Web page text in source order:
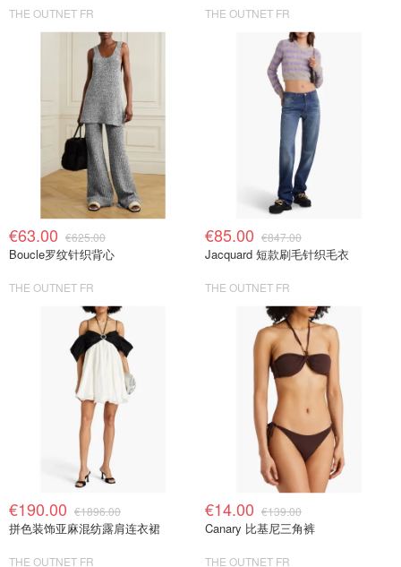
THE OUTNET FR THE OUTNET FR
€63.00 €625.00
Boucle罗纹针织背心
THE OUTNET FR
€85.00 €847.00
Jacquard 短款刷毛针织毛衣
THE OUTNET FR
€190.00 €1896.00
拼色装饰亚麻混纺露肩连衣裙
THE OUTNET FR
€14.00 €139.00
Canary 比基尼三角裤
THE OUTNET FR